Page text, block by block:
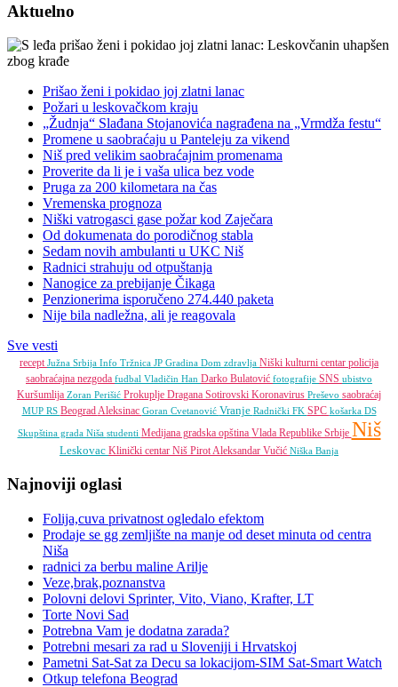
Aktuelno
Prišao ženi i pokidao joj zlatni lanac
Požari u leskovačkom kraju
„Žudnja“ Slađana Stojanovića nagrađena na „Vrmdža festu“
Promene u saobraćaju u Panteleju za vikend
Niš pred velikim saobraćajnim promenama
Proverite da li je i vaša ulica bez vode
Pruga za 200 kilometara na čas
Vremenska prognoza
Niški vatrogasci gase požar kod Zaječara
Od dokumenata do porodičnog stabla
Sedam novih ambulanti u UKC Niš
Radnici strahuju od otpuštanja
Nanogice za prebijanje Čikaga
Penzionerima isporučeno 274.440 paketa
Nije bila nadležna, ali je reagovala
Sve vesti
receptJužna Srbija Info Tržnica JP Gradina Dom zdravlja Niški kulturni centar policija
saobraćajna nezgoda fudbal Vladičin Han Darko Bulatović fotografije SNS ubistvo
Kuršumlija Zoran Perišić Prokuplje Dragana Sotirovski Koronavirus Preševo saobraćaj
MUP RS BeogradAleksinac Goran Cvetanović Vranje Radnički FK SPC košarka DS
Skupština grada Niša studenti Medijana gradska opština Vlada Republike Srbije Niš
Leskovac Klinički centar Niš PirotAleksandar Vučić Niška Banja
Najnoviji oglasi
Folija,cuva privatnost ogledalo efektom
Prodaje se gg zemljište na manje od deset minuta od centra
Niša
radnici za berbu maline Arilje
Veze,brak,poznanstva
Polovni delovi Sprinter, Vito, Viano, Krafter, LT
Torte Novi Sad
Potrebna Vam je dodatna zarada?
Potrebni mesari za rad u Sloveniji i Hrvatskoj
Pametni Sat-Sat za Decu sa lokacijom-SIM Sat-Smart Watch
Otkup telefona Beograd